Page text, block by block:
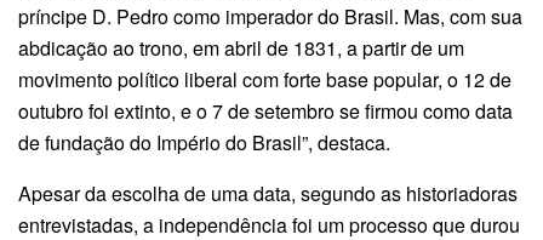
príncipe D. Pedro como imperador do Brasil. Mas, com sua
abdicação ao trono, em abril de 1831, a partir de um
movimento político liberal com forte base popular, o 12 de
outubro foi extinto, e o 7 de setembro se firmou como data
de fundação do Império do Brasil”, destaca.
Apesar da escolha de uma data, segundo as historiadoras
entrevistadas, a independência foi um processo que durou